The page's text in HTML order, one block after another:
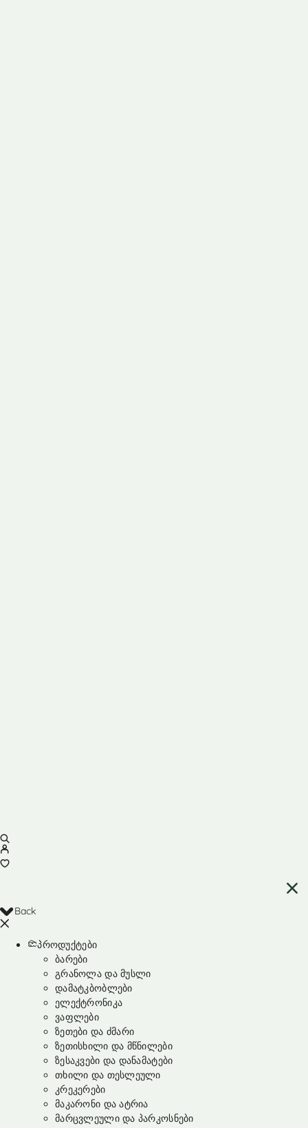
Back
პროდუქტები
ბარები
გრანოლა და მუსლი
დამატკბობლები
ელექტრონიკა
ვაფლები
ზეთები და ძმარი
ზეთისხილი და მწნილები
ზესაკვები და დანამატები
თხილი და თესლეული
კრეკერები
მაკარონი და ატრია
მარცვლეული და პარკოსნები